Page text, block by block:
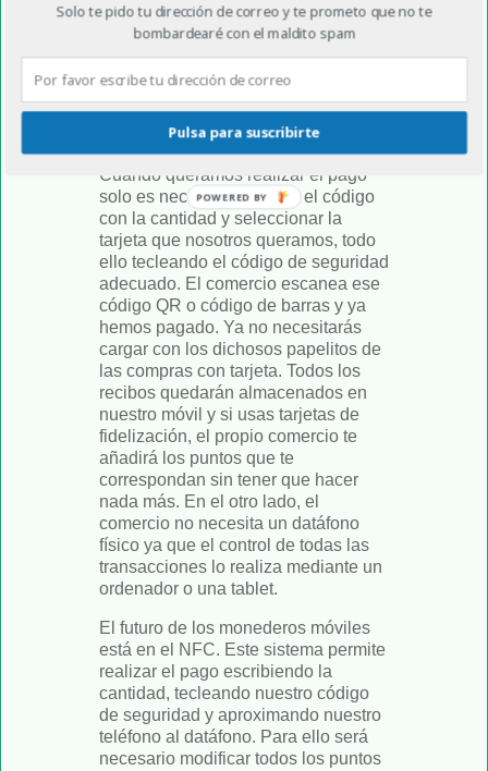
compañía no utiliza la tecnología
NFC, que es la apuesta de futuro de
monedero mediante códigos.
Debemos instalar una aplicación
gratuita en nuestro smartphone y
asociar nuestras tarjetas de crédito.
Cuando queramos realizar el pago
solo es necesario generar el código
con la cantidad y seleccionar la
tarjeta que nosotros queramos, todo
ello tecleando el código de seguridad
adecuado. El comercio escanea ese
código QR o código de barras y ya
hemos pagado. Ya no necesitarás
cargar con los dichosos papelitos de
las compras con tarjeta. Todos los
recibos quedarán almacenados en
nuestro móvil y si usas tarjetas de
fidelización, el propio comercio te
añadirá los puntos que te
correspondan sin tener que hacer
nada más. En el otro lado, el
comercio no necesita un datáfono
físico ya que el control de todas las
transacciones lo realiza mediante un
ordenador o una tablet.
El futuro de los monederos móviles
está en el NFC. Este sistema permite
realizar el pago escribiendo la
cantidad, tecleando nuestro código
de seguridad y aproximando nuestro
teléfono al datáfono. Para ello será
necesario modificar todos los puntos
Solo te pido tu dirección de correo y te prometo que no te
bombardearé con el maldito spam
Pulsa para suscribirte
POWERED BY